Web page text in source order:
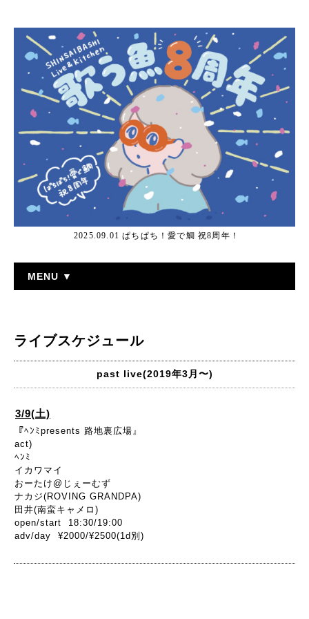
2025.09.01 ぱちぱち！愛で鯛 祝8周年！
MENU ▼
ライブスケジュール
past live(2019年3月〜)
3/9(土)
『ﾍﾝﾐpresents 路地裏広場』
act)
ﾍﾝﾐ
イカワマイ
おーたけ@じぇーむず
ナカジ(ROVING GRANDPA)
田井(南蛮キャメロ)
open/start 18:30/19:00
adv/day ¥2000/¥2500(1d別)